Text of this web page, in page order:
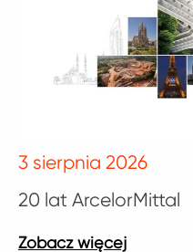
20 lat ArcelorMittal
3 sierpnia 2026